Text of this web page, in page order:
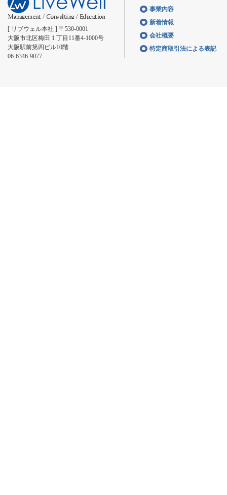
[ リブウェル本社 ] 〒530-0001
大阪市北区梅田 1 丁目11番4-1000号
大阪駅前第四ビル10階
06-6346-9077
事業内容
新着情報
会社概要
特定商取引法による表記